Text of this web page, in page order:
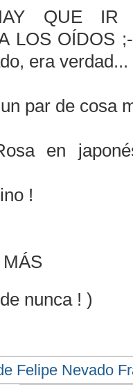
QUE IR
LOS OÍDOS
era verdad...
par de cosa
en
!
nunca ! )
Felipe Nevado